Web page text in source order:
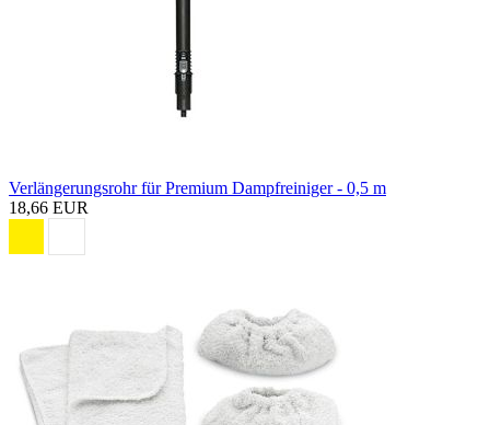
Verlängerungsrohr für Premium Dampfreiniger - 0,5 m
18,66 EUR